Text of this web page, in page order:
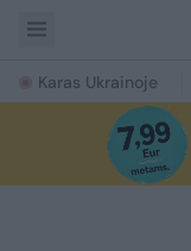
Karas Ukrainoje